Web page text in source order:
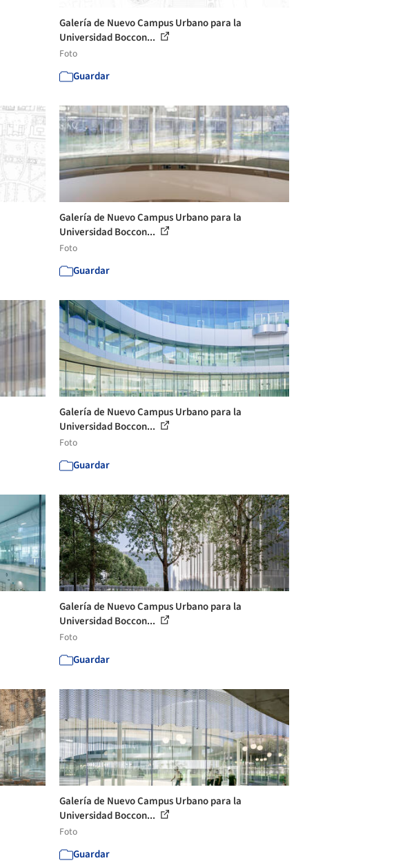
Galería de Nuevo Campus Urbano para la
Universidad Boccon...
Foto
Guardar
Galería de Nuevo Campus Urbano para la
Universidad Boccon...
Foto
Guardar
Galería de Nuevo Campus Urbano para la
Universidad Boccon...
Foto
Guardar
Galería de Nuevo Campus Urbano para la
Universidad Boccon...
Foto
Guardar
Galería de Nuevo Campus Urbano para la
Universidad Boccon...
Foto
Guardar